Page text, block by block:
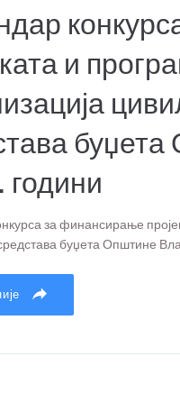
и
години
за финансирање
буџета Општине